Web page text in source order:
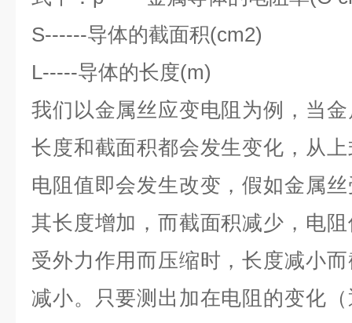
S------导体的截面积(cm2)
L-----导体的长度(m)
我们以金属丝应变电阻为例，当
长度和截面积都会发生变化，从
电阻值即会发生改变，假如金属
其长度增加，而截面积减少，电
受外力作用而压缩时，长度减小
减小。只要测出加在电阻的变化